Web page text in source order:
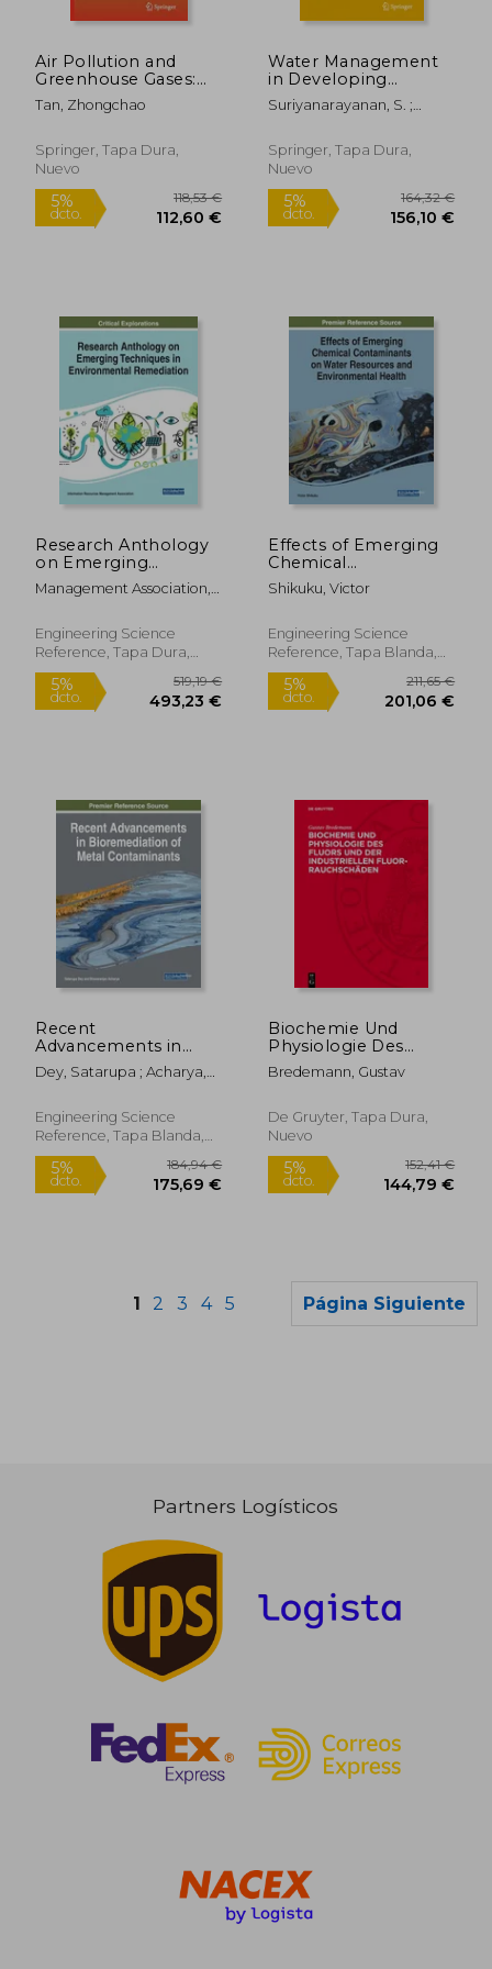
5%
dcto.
30,21 € 5%
dcto.
156,91 €
Air Pollution and
Greenhouse Gases:
From Basic Concepts
to Engineering
Emission Control (en
Inglés)
Tan, Zhongchao
Springer, Tapa Dura,
Nuevo
112,60 €
Water Management
in Developing
Countries and
Sustainable
Inglés)
Suriyanarayanan, S. ;
David
Springer, Tapa Dura,
Nuevo
Research Anthology
on Emerging
Techniques in
Environmental
Inglés)
Management Association,
Engineering Science
Reference, Tapa Dura,
Nuevo
Effects of Emerging
Chemical
Contaminants on
Water Resources and
Health (en Inglés)
Shikuku, Victor
Engineering Science
Reference, Tapa Blanda,
Nuevo
Recent
Advancements in
Bioremediation of
Metal Contaminants
Dey, Satarupa ; Acharya,
Engineering Science
Reference, Tapa Blanda,
Nuevo
Biochemie Und
Physiologie Des
Fluors Und Der
Industriellen Fluor-
Alemán)
Bredemann, Gustav
De Gruyter, Tapa Dura,
Nuevo
1 2 3 4 5 Página Siguiente
Partners Logísticos